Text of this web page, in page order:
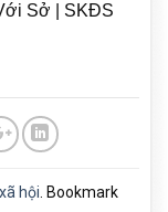
Sở | SKĐS
hội . Bookmark